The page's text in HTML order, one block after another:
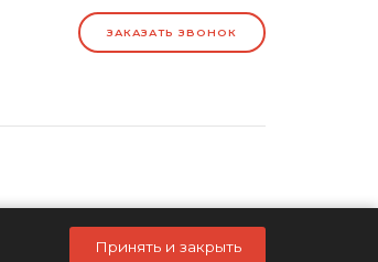
ЗАКАЗАТЬ ЗВОНОК
Принять и закрыть